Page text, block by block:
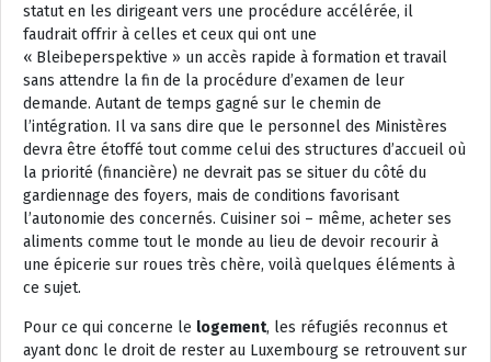
statut en les dirigeant vers une procédure accélérée, il
faudrait offrir à celles et ceux qui ont une
« Bleibeperspektive » un accès rapide à formation et travail
sans attendre la fin de la procédure d’examen de leur
demande. Autant de temps gagné sur le chemin de
l’intégration. Il va sans dire que le personnel des Ministères
devra être étoffé tout comme celui des structures d’accueil où
la priorité (financière) ne devrait pas se situer du côté du
gardiennage des foyers, mais de conditions favorisant
l’autonomie des concernés. Cuisiner soi – même, acheter ses
aliments comme tout le monde au lieu de devoir recourir à
une épicerie sur roues très chère, voilà quelques éléments à
ce sujet.
Pour ce qui concerne le logement, les réfugiés reconnus et
ayant donc le droit de rester au Luxembourg se retrouvent sur